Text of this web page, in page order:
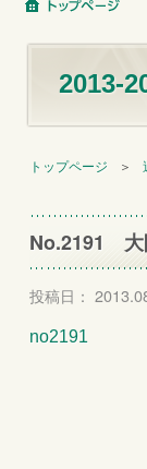
2013-
トップページ ＞
No.2191 大
投稿日：
no2191